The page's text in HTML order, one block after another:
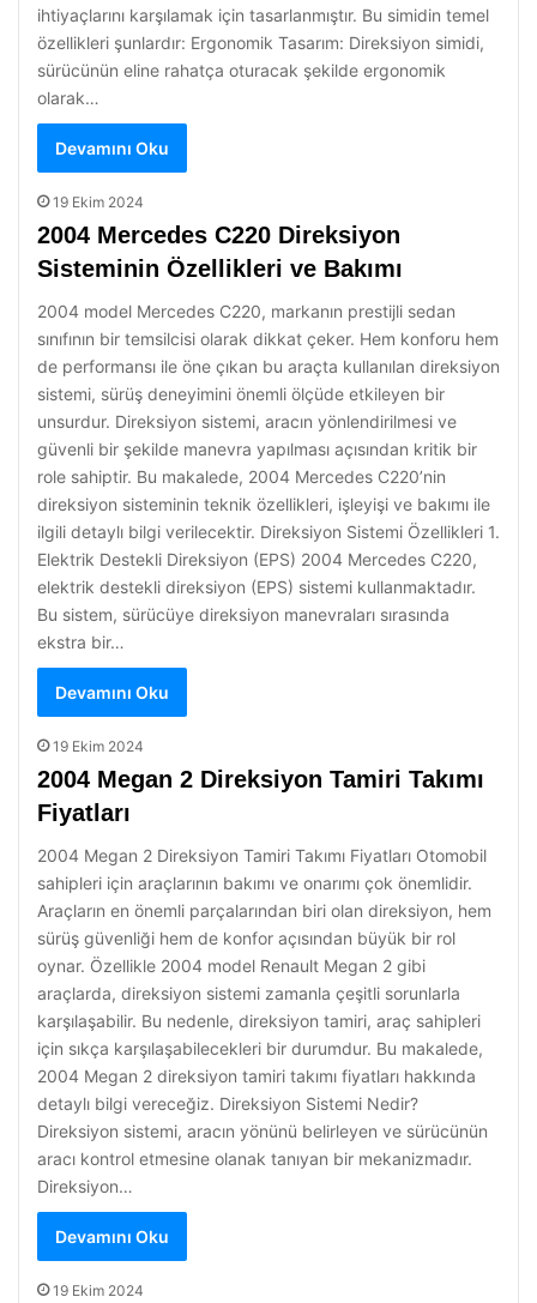
ihtiyaçlarını karşılamak için tasarlanmıştır. Bu simidin temel
özellikleri şunlardır: Ergonomik Tasarım: Direksiyon simidi,
sürücünün eline rahatça oturacak şekilde ergonomik
olarak…
Devamını Oku
19 Ekim 2024
2004 Mercedes C220 Direksiyon
Sisteminin Özellikleri ve Bakımı
2004 model Mercedes C220, markanın prestijli sedan
sınıfının bir temsilcisi olarak dikkat çeker. Hem konforu hem
de performansı ile öne çıkan bu araçta kullanılan direksiyon
sistemi, sürüş deneyimini önemli ölçüde etkileyen bir
unsurdur. Direksiyon sistemi, aracın yönlendirilmesi ve
güvenli bir şekilde manevra yapılması açısından kritik bir
role sahiptir. Bu makalede, 2004 Mercedes C220’nin
direksiyon sisteminin teknik özellikleri, işleyişi ve bakımı ile
ilgili detaylı bilgi verilecektir. Direksiyon Sistemi Özellikleri 1.
Elektrik Destekli Direksiyon (EPS) 2004 Mercedes C220,
elektrik destekli direksiyon (EPS) sistemi kullanmaktadır.
Bu sistem, sürücüye direksiyon manevraları sırasında
ekstra bir…
Devamını Oku
19 Ekim 2024
2004 Megan 2 Direksiyon Tamiri Takımı
Fiyatları
2004 Megan 2 Direksiyon Tamiri Takımı Fiyatları Otomobil
sahipleri için araçlarının bakımı ve onarımı çok önemlidir.
Araçların en önemli parçalarından biri olan direksiyon, hem
sürüş güvenliği hem de konfor açısından büyük bir rol
oynar. Özellikle 2004 model Renault Megan 2 gibi
araçlarda, direksiyon sistemi zamanla çeşitli sorunlarla
karşılaşabilir. Bu nedenle, direksiyon tamiri, araç sahipleri
için sıkça karşılaşabilecekleri bir durumdur. Bu makalede,
2004 Megan 2 direksiyon tamiri takımı fiyatları hakkında
detaylı bilgi vereceğiz. Direksiyon Sistemi Nedir?
Direksiyon sistemi, aracın yönünü belirleyen ve sürücünün
aracı kontrol etmesine olanak tanıyan bir mekanizmadır.
Direksiyon…
Devamını Oku
19 Ekim 2024